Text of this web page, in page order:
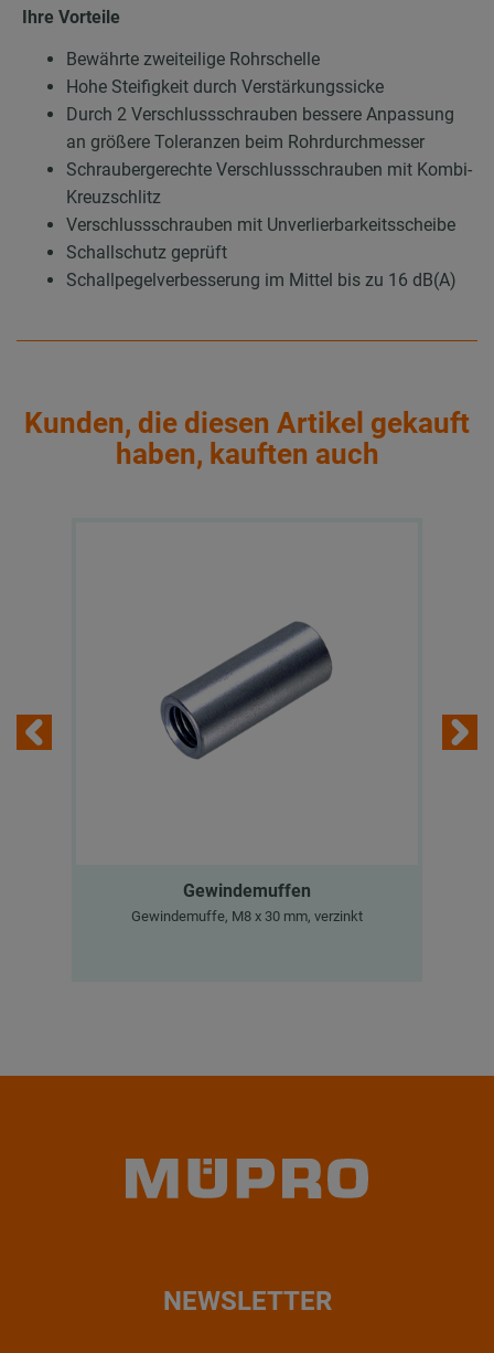
Ihre Vorteile
Bewährte zweiteilige Rohrschelle
Hohe Steifigkeit durch Verstärkungssicke
Durch 2 Verschlussschrauben bessere Anpassung
an größere Toleranzen beim Rohrdurchmesser
Schraubergerechte Verschlussschrauben mit Kombi-
Kreuzschlitz
Verschlussschrauben mit Unverlierbarkeitsscheibe
Schallschutz geprüft
Schallpegelverbesserung im Mittel bis zu 16 dB(A)
Kunden, die diesen Artikel gekauft
haben, kauften auch
Gewindemuffen
Gewindemuffe, M8 x 30 mm, verzinkt
NEWSLETTER